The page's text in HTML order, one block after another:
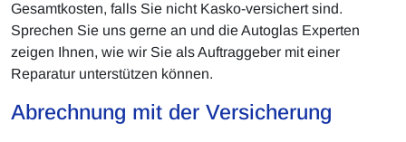
Gesamtkosten, falls Sie nicht Kasko-versichert sind.
Sprechen Sie uns gerne an und die Autoglas Experten
zeigen Ihnen, wie wir Sie als Auftraggeber mit einer
Reparatur unterstützen können.
Abrechnung mit der Versicherung